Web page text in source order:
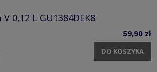
0,12 L GU1384DEK8
59,90 zł
DO KOSZYKA